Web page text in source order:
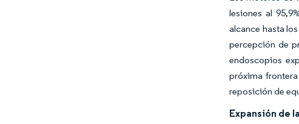
lesiones al
alcance hasta
percepción de
endoscopios
próxima
reposición de
Expansión de